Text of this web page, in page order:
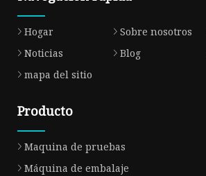
Hogar Sobre nosotros
Noticias
Blog
mapa del sitio
Producto
Maquina de pruebas
Máquina de embalaje